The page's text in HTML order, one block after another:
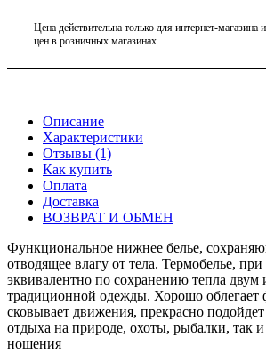
Цена действительна только для интернет-магазина
цен в розничных магазинах
Описание
Характеристики
Отзывы (1)
Как купить
Оплата
Доставка
ВОЗВРАТ И ОБМЕН
Функциональное нижнее белье,
отводящее влагу от тела. Термобелье,
эквивалентно по сохранению тепла двум
традиционной одежды. Хорошо облегает
сковывает движения, прекрасно
отдыха на природе, охоты, рыбалки, так
ношения